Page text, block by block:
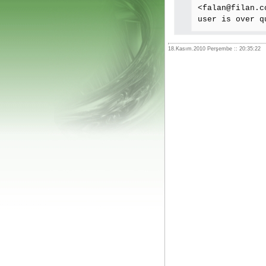
<
user is over
18.Kasım.2010 Perşembe :: 20:35:22